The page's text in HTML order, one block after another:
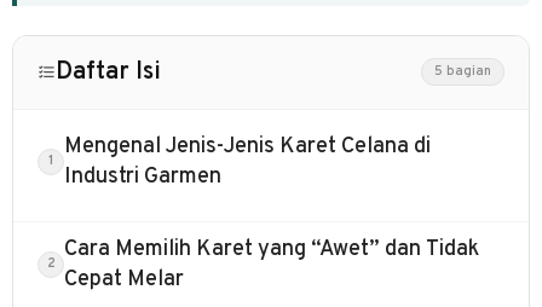
Daftar Isi 5 bagian
Mengenal Jenis-Jenis Karet Celana di
Industri Garmen
Cara Memilih Karet yang “Awet” dan Tidak
Cepat Melar